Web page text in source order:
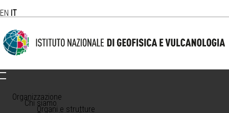
EN IT
Organizzazione
Chi siamo
Organi e strutture